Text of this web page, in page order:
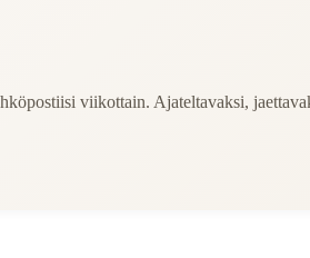
viikottain. Ajateltavaksi,